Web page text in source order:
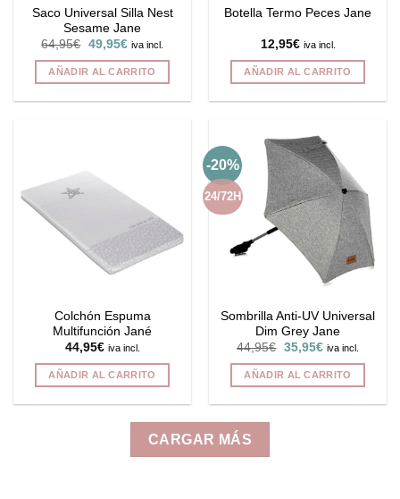
página
de
producto
Saco Universal Silla Nest
Sesame Jane
64,95€ El
original
era:
49,95€El
actual
es:
iva incl.
AÑADIR AL CARRITO
Botella Termo Peces Jane
12,95€ iva incl.
AÑADIR AL CARRITO
Colchón Espuma
Multifunción Jané
44,95€ iva incl.
AÑADIR AL CARRITO
-20%
24/72H
Sombrilla Anti-UV Universal
Dim Grey Jane
44,95€ El
original
era:
35,95€El
actual
es:
iva incl.
AÑADIR AL CARRITO
CARGAR MÁS